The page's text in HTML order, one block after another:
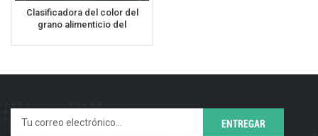
Clasificadora del color del
grano alimenticio del